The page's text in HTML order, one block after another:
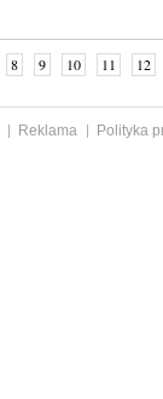
8 9 10 11 12
Reklama
Polityka